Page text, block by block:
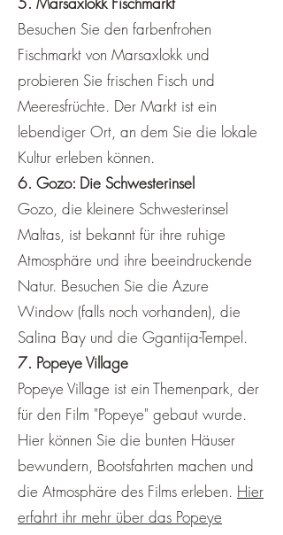
Besuchen Sie den farbenfrohen
Fischmarkt von Marsaxlokk und
probieren Sie frischen Fisch und
Meeresfrüchte. Der Markt ist ein
lebendiger Ort, an dem Sie die lokale
Kultur erleben können.
6. Gozo: Die Schwesterinsel
Gozo, die kleinere Schwesterinsel
Maltas, ist bekannt für ihre ruhige
Atmosphäre und ihre beeindruckende
Natur. Besuchen Sie die Azure
Window (falls noch vorhanden), die
Salina Bay und die Ggantija-Tempel.
7. Popeye Village
Popeye Village ist ein Themenpark, der
für den Film "Popeye" gebaut wurde.
Hier können Sie die bunten Häuser
bewundern, Bootsfahrten machen und
die Atmosphäre des Films erleben. Hier
erfahrt ihr mehr über das Popeye